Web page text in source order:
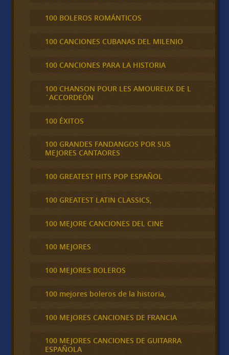
100 BOLEROS ROMÁNTICOS
100 CANCIONES CUBANAS DEL MILENIO
100 CANCIONES PARA LA HISTORIA
100 CHANSON POUR LES AMOUREUX DE L
´ACCORDEÓN
100 ÉXITOS
100 GRANDES FANDANGOS POR SUS
MEJORES CANTAORES
100 GREATEST HITS POP ESPAÑOL
100 GREATEST LATIN CLASSICS,
100 MEJORE CANCIONES DEL CINE
100 MEJORES
100 MEJORES BOLEROS
100 mejores boleros de la historia,
100 MEJORES CANCIONES DE FRANCIA
100 MEJORES CANCIONES DE GUITARRA
ESPAÑOLA